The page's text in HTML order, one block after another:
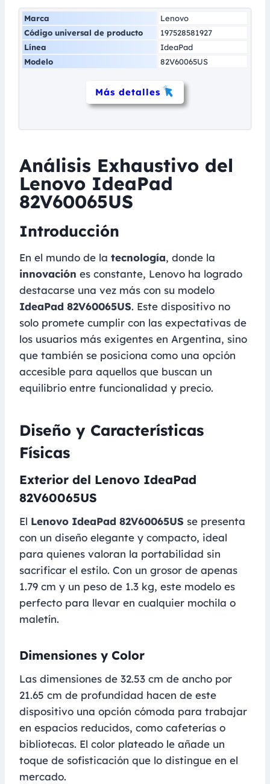
Marca
Lenovo
Código universal de producto
197528581927
Línea
IdeaPad
Modelo
82V60065US
Más detalles
Análisis Exhaustivo del
Lenovo IdeaPad
82V60065US
Introducción
En el mundo de la tecnología, donde la
innovación es constante, Lenovo ha logrado
destacarse una vez más con su modelo
IdeaPad 82V60065US. Este dispositivo no
solo promete cumplir con las expectativas de
los usuarios más exigentes en Argentina, sino
que también se posiciona como una opción
accesible para aquellos que buscan un
equilibrio entre funcionalidad y precio.
Diseño y Características
Físicas
Exterior del Lenovo IdeaPad
82V60065US
El Lenovo IdeaPad 82V60065US se presenta
con un diseño elegante y compacto, ideal
para quienes valoran la portabilidad sin
sacrificar el estilo. Con un grosor de apenas
1.79 cm y un peso de 1.3 kg, este modelo es
perfecto para llevar en cualquier mochila o
maletín.
Dimensiones y Color
Las dimensiones de 32.53 cm de ancho por
21.65 cm de profundidad hacen de este
dispositivo una opción cómoda para trabajar
en espacios reducidos, como cafeterías o
bibliotecas. El color plateado le añade un
toque de sofisticación que lo distingue en el
mercado.